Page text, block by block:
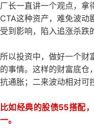
厂长一直讲一个观点，拿
CTA这种资产，难免波动
受到影响，陷入追涨杀跌
所以投资中，做好一个财
的事情。这样的财富底仓
抗通胀；二来波动相对可
比如经典的股债55搭配
一。